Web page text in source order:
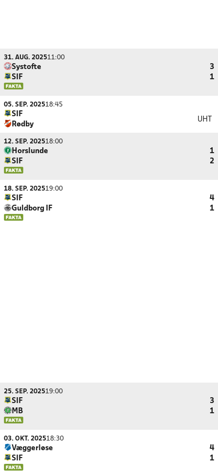
31. AUG. 202511:00
Systofte
3
SIF
1
05. SEP. 202518:45
SIF
Rødby
UHT
12. SEP. 202518:00
Horslunde
1
SIF
2
18. SEP. 202519:00
SIF
4
Guldborg IF
1
25. SEP. 202519:00
SIF
3
MB
1
03. OKT. 202518:30
Væggerløse
4
SIF
1